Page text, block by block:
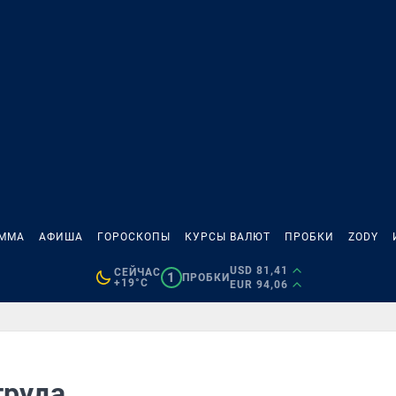
АФИША ГОРОСКОПЫ КУРСЫ ВАЛЮТ ПРОБКИ ZODY
СЕЙЧАС
+19°C
1 ПРОБКИ
USD 81,41
EUR 94,06